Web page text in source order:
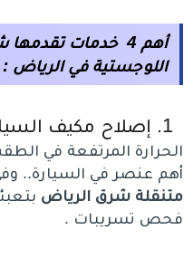
أهم 4 خدمات
اللوجستية في الرياض :
إصلاح مكيف
الحرارة المرتفعة في
أهم عنصر في السيارة..
متنقلة شرق الرياض
فحص تسريبات .